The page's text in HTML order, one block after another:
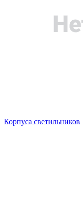
Корпуса светильников